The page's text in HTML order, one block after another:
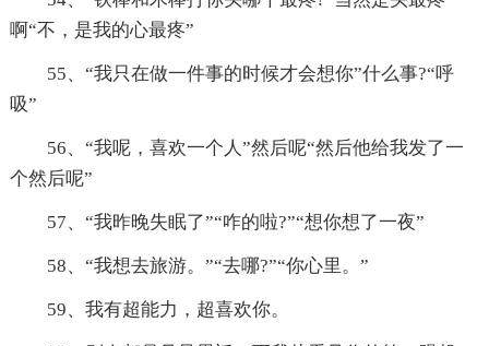
啊“不，是我的心最疼”
55、“我只在做一件事的时候才会想你”什么事?“呼
吸”
56、“我呢，喜欢一个人”然后呢“然后他给我发了一
个然后呢”
57、“我昨晚失眠了”“咋的啦?”“想你想了一夜”
58、“我想去旅游。”“去哪?”“你心里。”
59、我有超能力，超喜欢你。